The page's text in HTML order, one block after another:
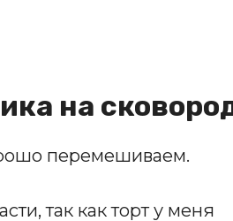
на
перемешиваем.
так как торт у меня